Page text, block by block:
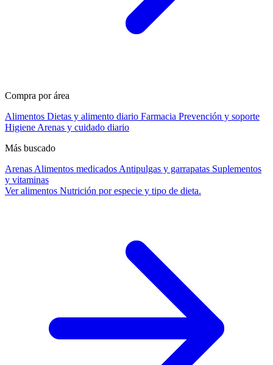
Compra por área
Alimentos Dietas y alimento diario Farmacia Prevención y soporte
Higiene Arenas y cuidado diario
Más buscado
Arenas Alimentos medicados Antipulgas y garrapatas Suplementos
y vitaminas
Ver alimentos Nutrición por especie y tipo de dieta.